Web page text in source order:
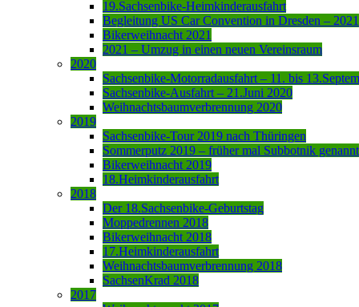
19.Sachsenbike-Heimkinderausfahrt
Begleitung US Car Convention in Dresden – 2021
Bikerweihnacht 2021
2021 – Umzug in einen neuen Vereinsraum
2020
Sachsenbike-Motorradausfahrt – 11. bis
Sachsenbike-Ausfahrt – 21.Juni 2020
Weihnachtsbaumverbrennung 2020
2019
Sachsenbike-Tour 2019 nach Thüringen
Sommerputz 2019 – früher mal Subbotnik genannt
Bikerweihnacht 2019
18.Heimkinderausfahrt
2018
Der 18.Sachsenbike-Geburtstag
Moppedrennen 2018
Bikerweihnacht 2018
17.Heimkinderausfahrt
Weihnachtsbaumverbrennung 2018
SachsenKrad 2018
2017